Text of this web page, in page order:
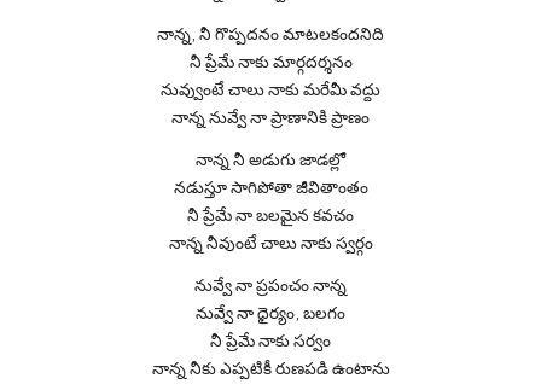
నాన్న, నీ గొప్పదనం మాటలకందనిది
నీ ప్రేమే నాకు మార్గదర్శనం
నువ్వుంటే చాలు నాకు మరేమీ వద్దు
నాన్న నువ్వే నా ప్రాణానికి ప్రాణం
నాన్న నీ అడుగు జాడల్లో
నడుస్తూ సాగిపోతా జీవితాంతం
నీ ప్రేమే నా బలమైన కవచం
నాన్న నీవుంటే చాలు నాకు స్వర్గం
నువ్వే నా ప్రపంచం నాన్న
నువ్వే నా ధైర్యం, బలగం
నీ ప్రేమే నాకు సర్వం
నాన్న నీకు ఎప్పటికీ రుణపడి ఉంటాను